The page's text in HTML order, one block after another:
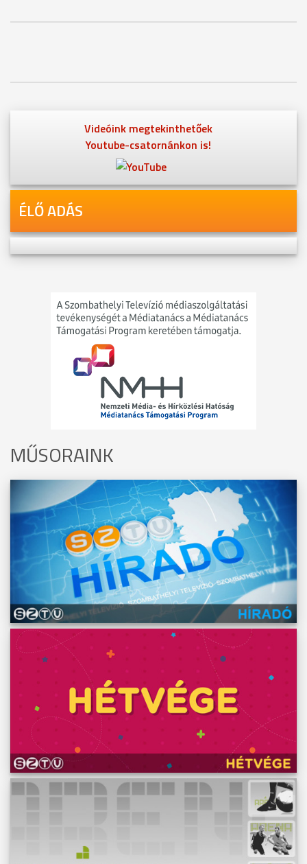
Videóink megtekinthetőek
Youtube-csatornánkon is!
ÉLŐ ADÁS
MŰSORAINK